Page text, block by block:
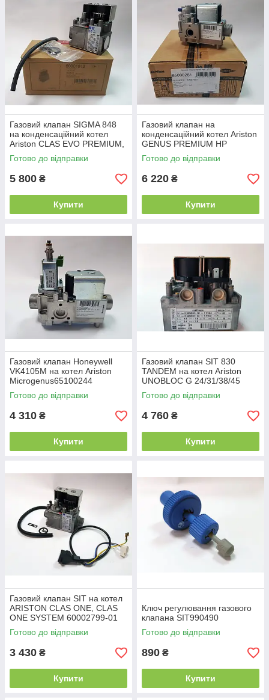
Газовий клапан SIGMA 848
на конденсаційний котел
Ariston CLAS EVO PREMIUM,
GENUS EVO PREMIUM
60001612
Готово до відправки
5 800 ₴
Купити
Газовий клапан на
конденсаційний котел Ariston
GENUS PREMIUM HP
65000261
Готово до відправки
6 220 ₴
Купити
Газовий клапан Honeywell
VK4105M на котел Ariston
Microgenus65100244
Готово до відправки
4 310 ₴
Купити
Газовий клапан SIT 830
TANDEM на котел Ariston
UNOBLOC G 24/31/38/45
997343
Готово до відправки
4 760 ₴
Купити
Газовий клапан SIT на котел
ARISTON CLAS ONE, CLAS
ONE SYSTEM 60002799-01
Готово до відправки
3 430 ₴
Купити
Ключ регулювання газового
клапана SIT990490
Готово до відправки
890 ₴
Купити